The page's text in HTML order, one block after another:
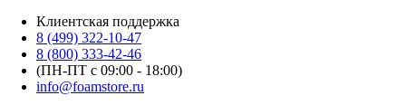
Клиентская поддержка
8 (499) 322-10-47
8 (800) 333-42-46
(ПН-ПТ с 09:00 - 18:00)
info@foamstore.ru